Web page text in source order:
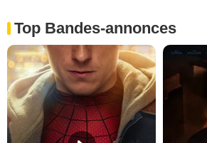
Top Bandes-annonces